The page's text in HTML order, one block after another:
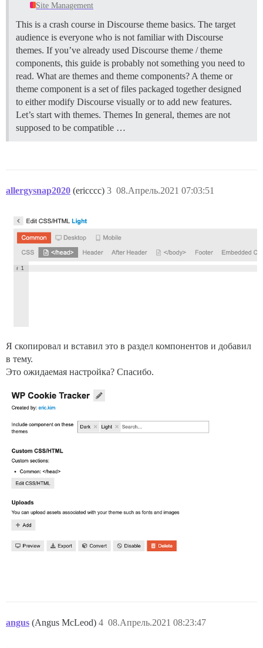
Site Management
This is a crash course in Discourse theme basics. The target
audience is everyone who is not familiar with Discourse
themes. If you’ve already used Discourse theme / theme
components, this guide is probably not something you need to
read. What are themes and theme components? A theme or
theme component is a set of files packaged together designed
to either modify Discourse visually or to add new features.
Let’s start with themes. Themes In general, themes are not
supposed to be compatible …
allergysnap2020 (ericccc) 08.Апрель.2021 07:03:51
3
Я скопировал и вставил это в раздел компонентов и добавил
в тему.
Это ожидаемая настройка? Спасибо.
angus (Angus McLeod) 08.Апрель.2021 08:23:47
4